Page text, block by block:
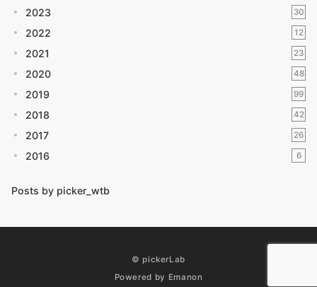
2023 30
2022 12
2021 23
2020 48
2019 99
2018 42
2017 26
2016 6
Posts by picker_wtb
© pickerLab
Powered by Emanon